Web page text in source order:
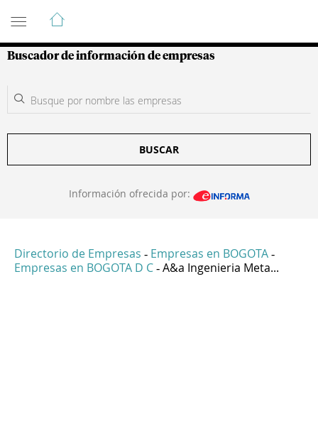
Guía de Empresas Colombianas
Buscador de información de empresas
BUSCAR
Información ofrecida por:
Directorio de Empresas - Empresas en BOGOTA -
Empresas en BOGOTA D C - A&a Ingenieria Meta...